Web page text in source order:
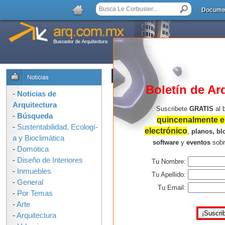
LISTA DE COMENTARIOS
No hay comentarios.
Boletín de
Suscribete GRATIS al
quincenalmente
electrónico, planos,
softwarey eventos
Tu Nombre:
Tu Apellido:
Tu Email:
- Noticias de
Arquitectura
- Búsqueda
- Sustentabilidad, Ecologí­
a y Bioclimática
- Domótica
- Diseño de Interiores
- Inmuebles
- General
- Por Temas
-Arte
-Arquitectura